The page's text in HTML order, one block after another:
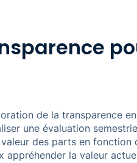
de la transparence
une évaluation
des parts en fonction
appréhender la valeur